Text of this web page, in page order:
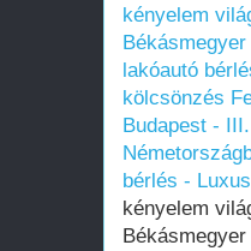
kényelem
lakóautó
kölcsönzés
Budapest -
bérlés -
kényelem